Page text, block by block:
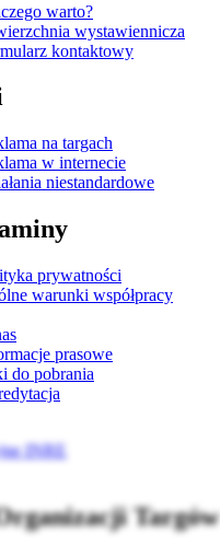
warto?
wystawiennicza
kontaktowy
na targach
w internecie
niestandardowe
prywatności
warunki współpracy
prasowe
do pobrania
INRE
Targów